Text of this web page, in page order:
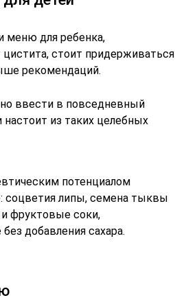
меню для ребенка,
стоит придерживаться
рекомендаций.
ввести в повседневный
из таких целебных
потенциалом
соцветия липы, семена тыквы
фруктовые соки,
добавления сахара.